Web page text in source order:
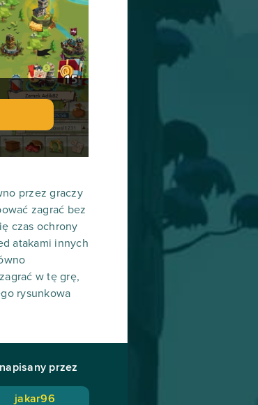
przez graczy
zagrać bez
czas ochrony
atakami innych
w tę grę,
rysunkowa
przez
jakar96